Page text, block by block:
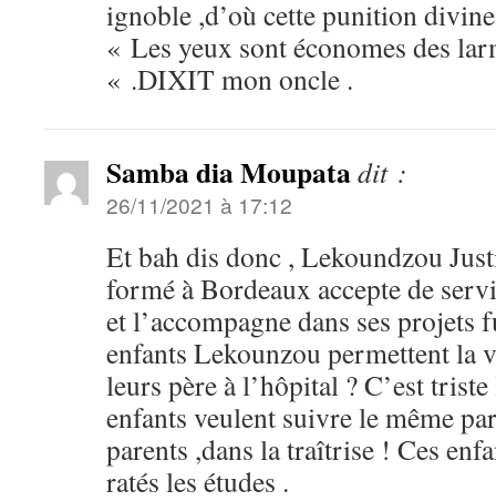
ignoble ,d’où cette punition
« Les yeux sont économes des
« .DIXIT mon oncle .
Samba dia Moupatadit :
26/11/2021 à 17:12
Et bah dis donc , Lekoundzou
formé à Bordeaux accepte de
et l’accompagne dans ses projets
enfants Lekounzou permettent la
leurs père à l’hôpital ? C’est
enfants veulent suivre le même
parents ,dans la traîtrise ! Ces
ratés les études .